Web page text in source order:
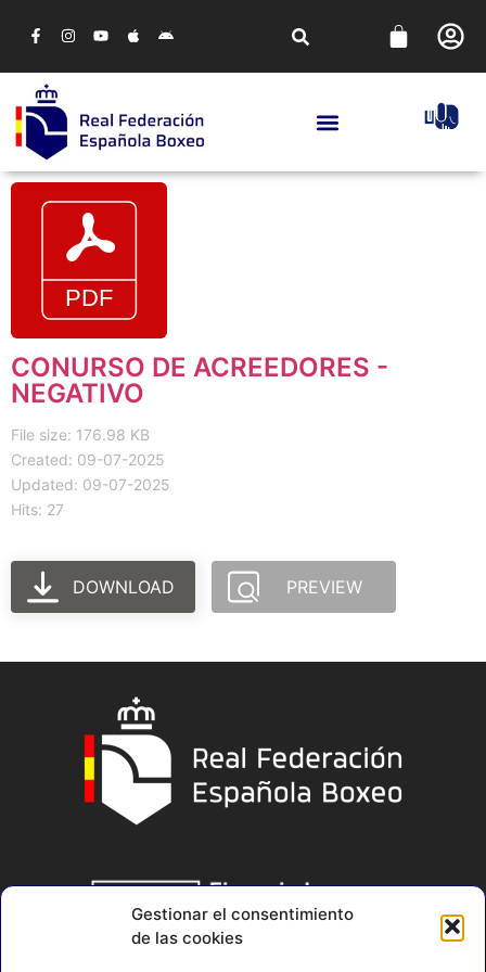
Gestionar el consentimiento
de las cookies
CONURSO DE ACREEDORES -
NEGATIVO
File size: 176.98 KB
Created: 09-07-2025
Updated: 09-07-2025
Hits: 27
DOWNLOAD PREVIEW